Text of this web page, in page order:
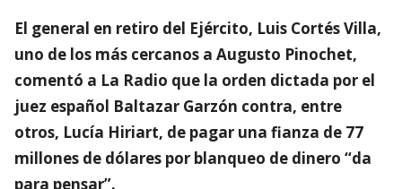
El general en retiro del Ejército, Luis Cortés Villa,
uno de los más cercanos a Augusto Pinochet,
comentó a La Radio que la orden dictada por el
juez español Baltazar Garzón contra, entre
otros, Lucía Hiriart, de pagar una fianza de 77
millones de dólares por blanqueo de dinero “da
para pensar”.